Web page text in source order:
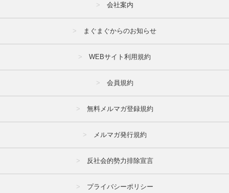
会社案内
まぐまぐからのお知らせ
WEBサイト利用規約
会員規約
無料メルマガ登録規約
メルマガ発行規約
反社会的勢力排除宣言
プライバシーポリシー